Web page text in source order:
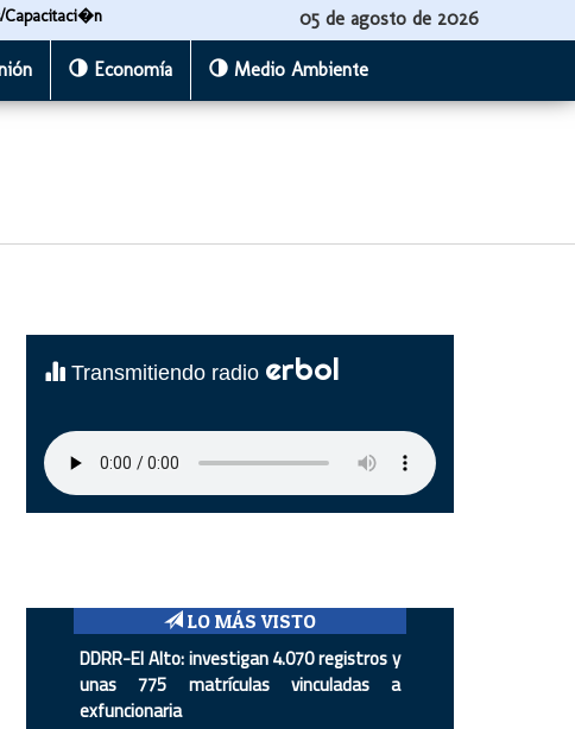
Capacitaci�n 05 de agosto de 2026
Economía Medio Ambiente
Transmitiendo radio erbol
LO MÁS VISTO
DDRR-El Alto: investigan 4.070 registros y
unas 775 matrículas vinculadas a
exfuncionaria